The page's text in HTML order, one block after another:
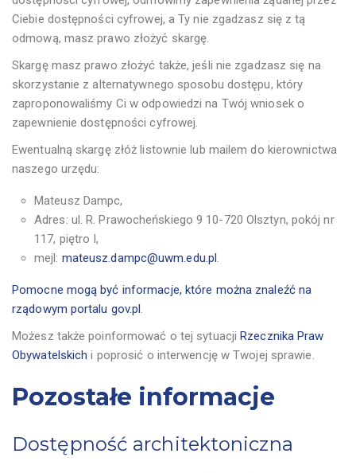
Ciebie dostępności cyfrowej, a Ty nie zgadzasz się z tą
odmową, masz prawo złożyć skargę.
Skargę masz prawo złożyć także, jeśli nie zgadzasz się na
skorzystanie z alternatywnego sposobu dostępu, który
zaproponowaliśmy Ci w odpowiedzi na Twój wniosek o
zapewnienie dostępności cyfrowej.
Ewentualną skargę złóż listownie lub mailem do kierownictwa
naszego urzędu:
Mateusz Dampc,
Adres: ul. R. Prawocheńskiego 9 10-720 Olsztyn, pokój nr
117, piętro I,
mejl: mateusz.dampc@uwm.edu.pl.
Pomocne mogą być informacje, które można znaleźć na
rządowym portalu gov.pl.
Możesz także poinformować o tej sytuacjiRzecznika Praw
Obywatelskich i poprosić o interwencję w Twojej sprawie.
Pozostałe informacje
Dostępność architektoniczna